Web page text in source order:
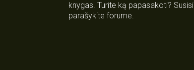
knygas. Turite ką papasakoti?
parašykite forume.